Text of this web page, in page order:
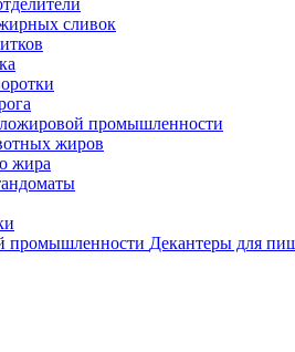
сливок
промышленности
жиров
жира
Декантеры для